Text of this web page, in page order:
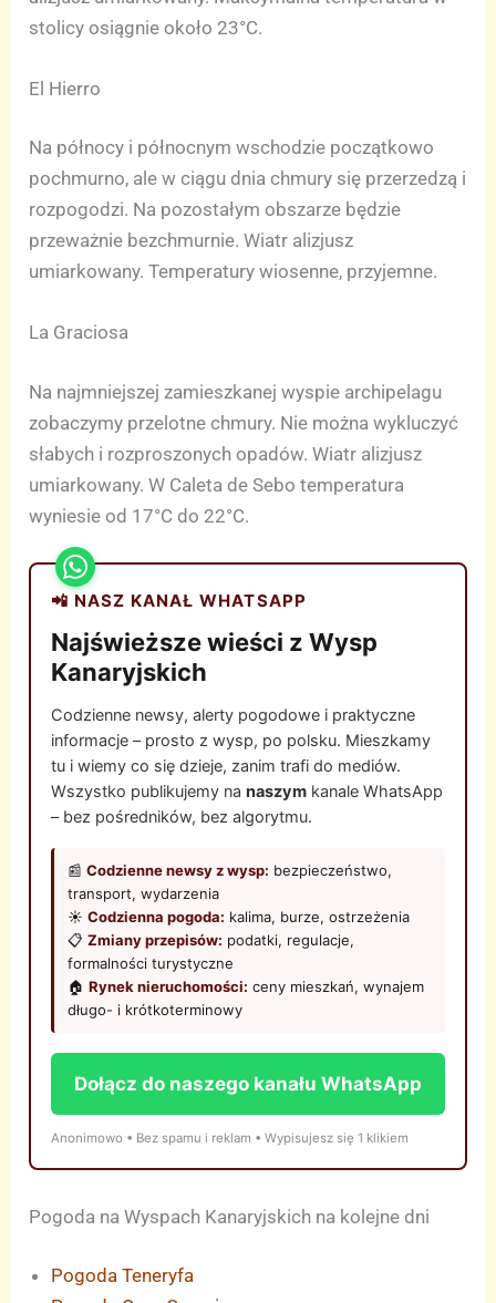
stolicy osiągnie około 23°C.
El Hierro
Na północy i północnym wschodzie początkowo
pochmurno, ale w ciągu dnia chmury się przerzedzą i
rozpogodzi. Na pozostałym obszarze będzie
przeważnie bezchmurnie. Wiatr alizjusz
umiarkowany. Temperatury wiosenne, przyjemne.
La Graciosa
Na najmniejszej zamieszkanej wyspie archipelagu
zobaczymy przelotne chmury. Nie można wykluczyć
słabych i rozproszonych opadów. Wiatr alizjusz
umiarkowany. W Caleta de Sebo temperatura
wyniesie od 17°C do 22°C.
📲 NASZ KANAŁ WHATSAPP
Najświeższe wieści z Wysp
Kanaryjskich
Codzienne newsy, alerty pogodowe i praktyczne
informacje – prosto z wysp, po polsku. Mieszkamy
tu i wiemy co się dzieje, zanim trafi do mediów.
Wszystko publikujemy nanaszym kanale WhatsApp
– bez pośredników, bez algorytmu.
📰Codzienne newsy z wysp: bezpieczeństwo,
transport, wydarzenia
☀️Codzienna pogoda: kalima, burze, ostrzeżenia
📋Zmiany przepisów: podatki, regulacje,
formalności turystyczne
🏠Rynek nieruchomości: ceny mieszkań, wynajem
długo- i krótkoterminowy
Dołącz do naszego kanału WhatsApp
Anonimowo • Bez spamu i reklam • Wypisujesz się 1 klikiem
Pogoda na Wyspach Kanaryjskich na kolejne dni
Pogoda Teneryfa